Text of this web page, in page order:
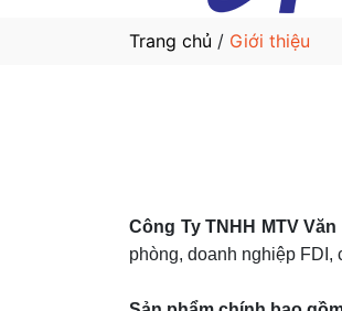
Trang chủ / Giới thiệu
Công Ty TNHH MTV
phòng, doanh nghiệp FDI,